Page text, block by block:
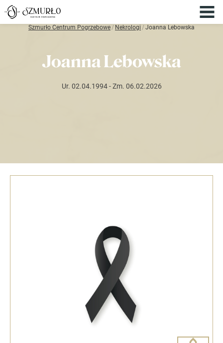
Szmurło Centrum Pogrzebowe / Nekrologi / Joanna Lebowska
Joanna Lebowska
Ur. 02.04.1994 - Zm. 06.02.2026